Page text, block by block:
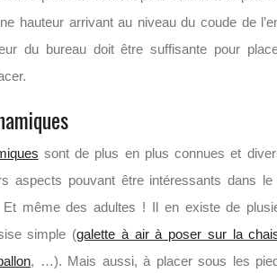
hauteur arrivant au niveau du coude de
du bureau doit être suffisante pour
sont de plus en plus connues et
aspects pouvant être intéressants dans le
même des adultes ! Il en existe de
simple (galette à air à poser sur la
, …). Mais aussi, à placer sous les